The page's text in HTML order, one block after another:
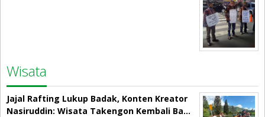
Wisata
Jajal Rafting Lukup Badak, Konten Kreator
Nasiruddin: Wisata Takengon Kembali Ba…